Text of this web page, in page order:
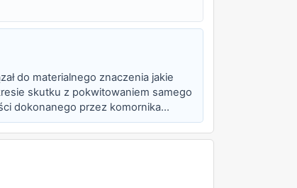
do materialnego znaczenia jakie
skutku z pokwitowaniem samego
dokonanego przez komornika